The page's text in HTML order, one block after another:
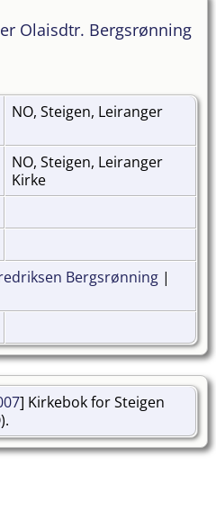
Olaisdtr. Bergsrønning
NO, Steigen, Leiranger
NO, Steigen, Leiranger
Kirke
Bergsrønning |
] Kirkebok for Steigen